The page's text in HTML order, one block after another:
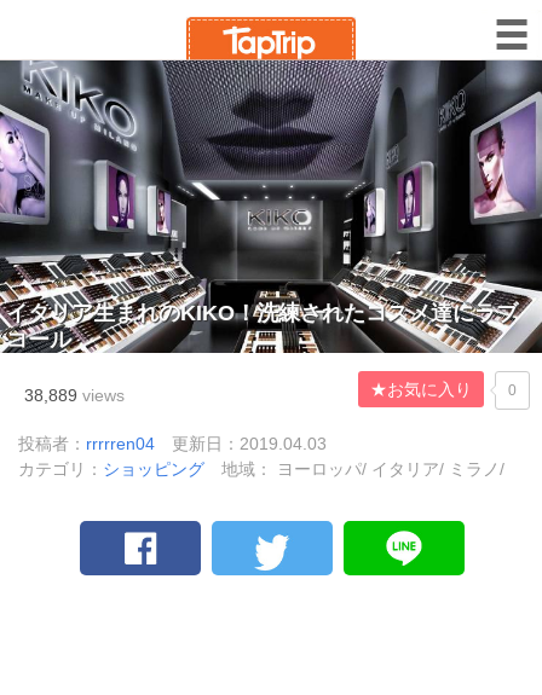
イタリア生まれのKIKO！洗練されたコスメ達にラブ
コール
38,889 views ★お気に入り 0
投稿者： rrrrren04
更新日：2019.04.03
カテゴリ： ショッピング 地域： ヨーロッパ/ イタリア/ ミラノ/